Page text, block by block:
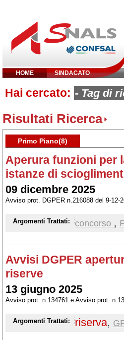
HOME SINDACATO
Inserisci
Hai cercato: - Tag di
Risultati Ricerca
Primo Piano(8)
Aperura funzioni per
istanze di
09 dicembre 2025
Avviso prot. DGPER n.216088 del 9-12-
Argomenti Trattati: concorso ,
Avvisi DGPER
riserve
13 giugno 2025
Avviso prot. n.134761 e Avviso prot.
Argomenti Trattati: riserva,